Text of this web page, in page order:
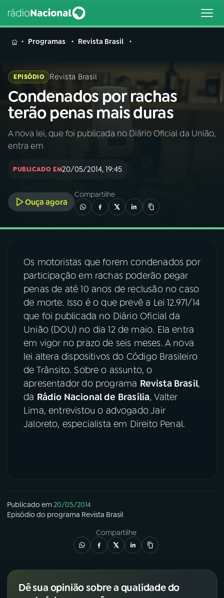
MENU
Buscar
na
Rádio
Nacional
Buscar
04PROGRAMAS
05PODCASTS
06 VIDEOCASTS
ÚLTIMAS
08FESTIVAL DE MÚSICA
TikTok
Programas Revista Brasil
EPISÓDIO Revista Brasil
Condenados por rachas
terão penas mais duras
A nova lei, que foi publicada no Diário Oficial da União,
entra em
PUBLICADO EM20/05/2014, 19:45
Ouça agora
Compartilhe
Os motoristas que forem condenados por
participação em rachas poderão pegar
penas de até 10 anos de reclusão no caso
de morte. Isso é o que prevê a Lei 12.971/14
que foi publicada no Diário Oficial da
União (DOU) no dia 12 de maio. Ela entra
em vigor no prazo de seis meses. A nova
lei altera dispositivos do Código Brasileiro
de Trânsito. Sobre o assunto, o
apresentador do programa Revista Brasil,
da Rádio Nacional de Brasília, Valter
Lima, entrevistou o advogado Jair
Jaloreto, especialista em Direito Penal.
Publicado em20/05/2014
Episódio do programa Revista Brasil
Compartilhe
Dê sua opinião sobre a qualidade do